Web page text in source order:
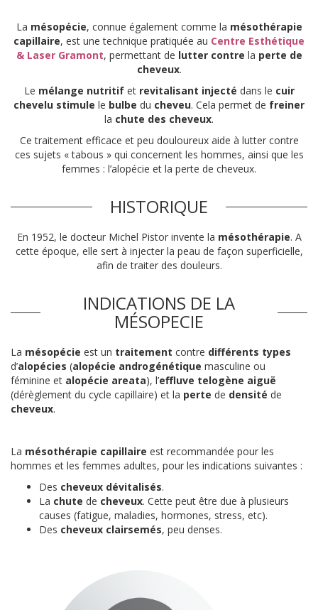
La mésopécie, connue également comme la mésothérapie
capillaire, est une technique pratiquée au Centre Esthétique
& Laser Gramont, permettant de lutter contre la perte de
cheveux.
Le mélange nutritifet revitalisant injecté dans le cuir
chevelu stimule le bulbe du cheveu. Cela permet de freiner
la chute des cheveux.
Ce traitement efficace et peu douloureux aide à lutter contre
ces sujets « tabous » qui concernent les hommes, ainsi que les
femmes : l’alopécie et la perte de cheveux.
HISTORIQUE
En 1952, le docteur Michel Pistor invente la mésothérapie. A
cette époque, elle sert à injecter la peau de façon superficielle,
afin de traiter des douleurs.
INDICATIONS DE LA
MÉSOPECIE
La mésopécie est un traitement contre différents types
d’alopécies (alopécie androgénétique masculine ou
féminine et alopécie areata), l’effluve telogène aiguë
(dérèglement du cycle capillaire) et la perte de densité de
cheveux.
La mésothérapie capillaire est recommandée pour les
hommes et les femmes adultes, pour les indications suivantes :
Des cheveux dévitalisés.
La chute de cheveux. Cette peut être due à plusieurs
causes (fatigue, maladies, hormones, stress, etc).
Des cheveux clairsemés, peu denses.